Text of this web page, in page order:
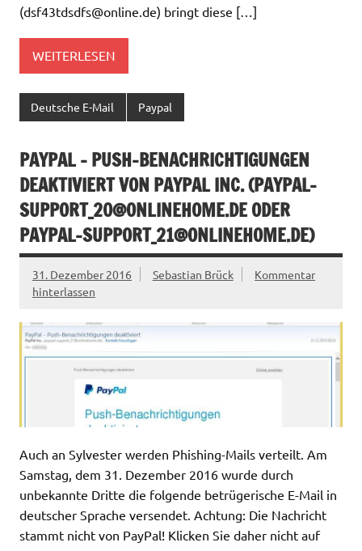
(dsf43tdsdfs@online.de) bringt diese […]
WEITERLESEN
Deutsche E-Mail Paypal
PAYPAL – PUSH-BENACHRICHTIGUNGEN
DEAKTIVIERT VON PAYPAL INC. (PAYPAL-
SUPPORT_20@ONLINEHOME.DEODER
PAYPAL-SUPPORT_21@ONLINEHOME.DE)
31. Dezember 2016 Sebastian Brück
Kommentar
hinterlassen
Auch an Sylvester werden Phishing-Mails verteilt. Am
Samstag, dem 31. Dezember 2016 wurde durch
unbekannte Dritte die folgende betrügerische E-Mail in
deutscher Sprache versendet. Achtung: Die Nachricht
stammt nicht von PayPal! Klicken Sie daher nicht auf